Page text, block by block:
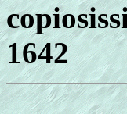
1642